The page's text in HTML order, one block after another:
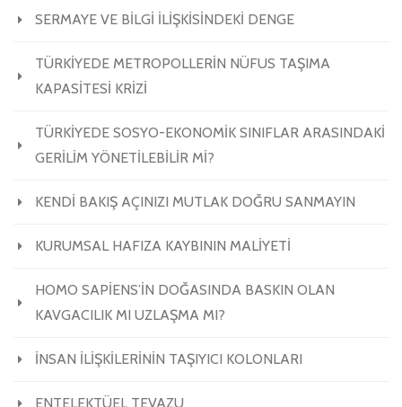
SERMAYE VE BİLGİ İLİŞKİSİNDEKİ DENGE
TÜRKİYEDE METROPOLLERİN NÜFUS TAŞIMA
KAPASİTESİ KRİZİ
TÜRKİYEDE SOSYO-EKONOMİK SINIFLAR ARASINDAKİ
GERİLİM YÖNETİLEBİLİR Mİ?
KENDİ BAKIŞ AÇINIZI MUTLAK DOĞRU SANMAYIN
KURUMSAL HAFIZA KAYBININ MALİYETİ
HOMO SAPİENS’İN DOĞASINDA BASKIN OLAN
KAVGACILIK MI UZLAŞMA MI?
İNSAN İLİŞKİLERİNİN TAŞIYICI KOLONLARI
ENTELEKTÜEL TEVAZU